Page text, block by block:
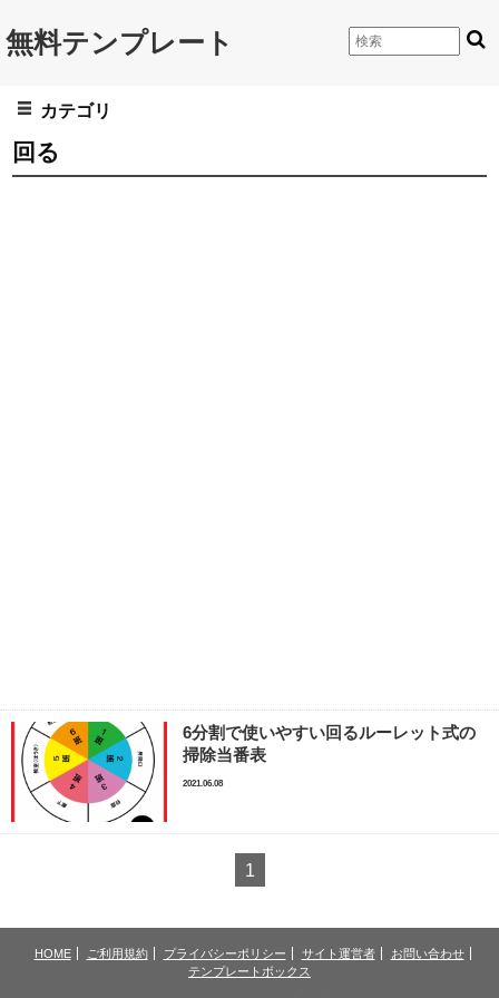
無料テンプレート
カテゴリ
回る
6分割で使いやすい回るルーレット式の
掃除当番表
2021.06.08
1
HOME ご利用規約 プライバシーポリシー サイト運営者
お問い合わせ
テンプレートボックス